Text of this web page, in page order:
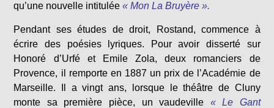
qu’une nouvelle intitulée « Mon La Bruyère ».
Pendant ses études de droit, Rostand, commence à
écrire des poésies lyriques. Pour avoir disserté sur
Honoré d’Urfé et Emile Zola, deux romanciers de
Provence, il remporte en 1887 un prix de l’Académie de
Marseille. Il a vingt ans, lorsque le théâtre de Cluny
monte sa première pièce, un vaudeville
« Le Gant